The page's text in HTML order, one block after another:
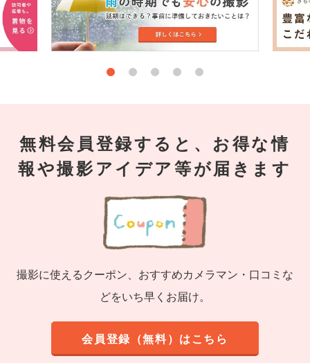
無料会員登録すると、お得な情
報や撮影アイデア等が届きます
撮影に使えるクーポン、おすすめカメラマン・口コミな
どをいち早くお届け。
会員登録（無料）はこちら